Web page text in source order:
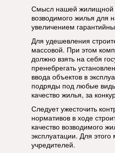
Смысл нашей жилищной
возводимого жилья для
увеличением
Для удешевления
массовой. При этом
должно взять на себя
пренебрегать
ввода объектов в
подряды под любые
качество жилья, за
Следует ужесточить
нормативов в ходе
качество возводимого
эксплуатации. Для
учредителей.